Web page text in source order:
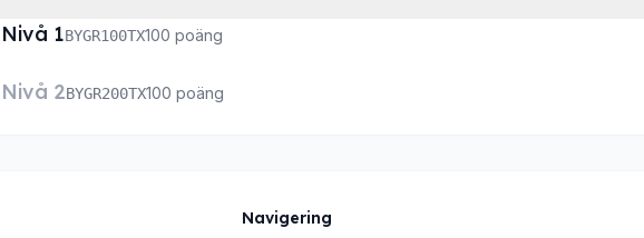
Nivå 1BYGR100TX100 poäng
Nivå 2BYGR200TX100 poäng
Navigering